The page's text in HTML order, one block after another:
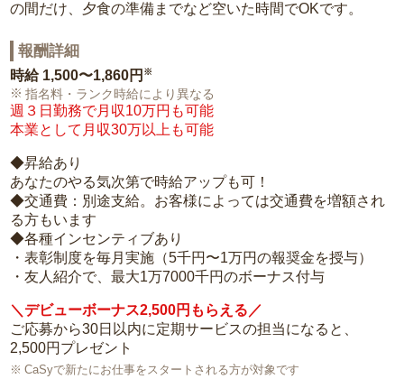
の間だけ、夕食の準備までなど空いた時間でOKです。
報酬詳細
時給 1,500〜1,860円 ※
指名料・ランク時給により異なる
週３日勤務で月収10万円も可能
本業として月収30万以上も可能
◆昇給あり
あなたのやる気次第で時給アップも可！
◆交通費：別途支給。お客様によっては交通費を増額され
る方もいます
◆各種インセンティブあり
・表彰制度を毎月実施（5千円〜1万円の報奨金を授与）
・友人紹介で、最大1万7000千円のボーナス付与
＼デビューボーナス2,500円もらえる／
ご応募から30日以内に定期サービスの担当になると、
2,500円プレゼント
CaSyで新たにお仕事をスタートされる方が対象です